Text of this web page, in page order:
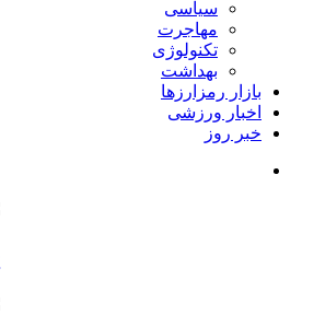
سیاسی
مهاجرت
تکنولوژی
بهداشت
بازار رمزارزها
اخبار ورزشی
خبر روز